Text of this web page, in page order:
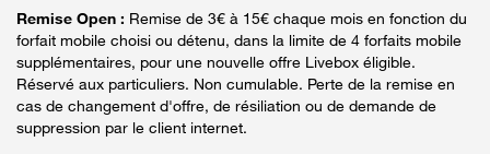
Remise Open : Remise de 3€ à 15€ chaque mois en fonction du
forfait mobile choisi ou détenu, dans la limite de 4 forfaits mobile
supplémentaires, pour une nouvelle offre Livebox éligible.
Réservé aux particuliers. Non cumulable. Perte de la remise en
cas de changement d'offre, de résiliation ou de demande de
suppression par le client internet.